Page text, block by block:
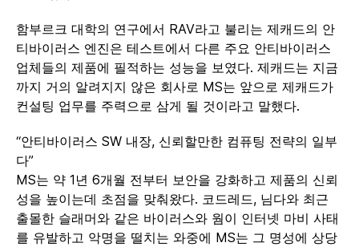
함부르크 대학의 연구에서 RAV라고 불리는 제캐드의 안
티바이러스 엔진은 테스트에서 다른 주요 안티바이러스
업체들의 제품에 필적하는 성능을 보였다. 제캐드는 지금
까지 거의 알려지지 않은 회사로 MS는 앞으로 제캐드가
컨설팅 업무를 주력으로 삼게 될 것이라고 말했다.
“안티바이러스 SW 내장, 신뢰할만한 컴퓨팅 전략의 일부
다”
MS는 약 1년 6개월 전부터 보안을 강화하고 제품의 신뢰
성을 높이는데 초점을 맞춰왔다. 코드레드, 님다와 최근
출몰한 슬래머와 같은 바이러스와 웜이 인터넷 마비 사태
를 유발하고 악명을 떨치는 와중에 MS는 그 명성에 상당